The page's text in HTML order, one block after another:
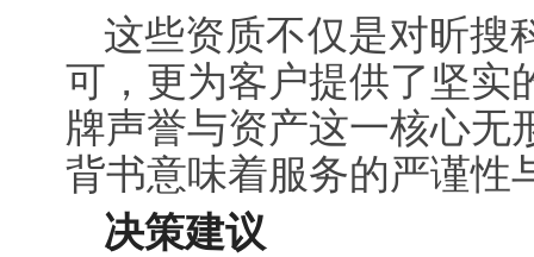
这些资质不仅是对昕搜
可，更为客户提供了坚实
牌声誉与资产这一核心无
背书意味着服务的严谨性
决策建议